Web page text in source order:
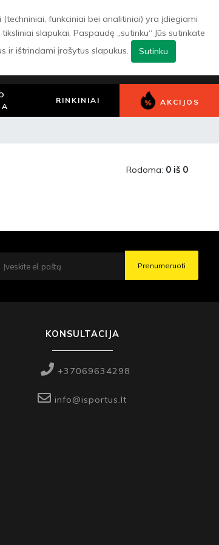
Pirkinių
krepšelis
Prisijungti/
Registruotis
RINKINIAI AKCIJOS
Rodoma: 0 iš 0
Prenumeruoti
KONSULTACIJA
+37069634298
info@isportus.lt
funkciniai bei analitiniai) yra įdiegiami
slapukai. Paspaudę „sutinku“ Jūs sutinkate
ir ištrindami įrašytus slapukus.
Sutinku